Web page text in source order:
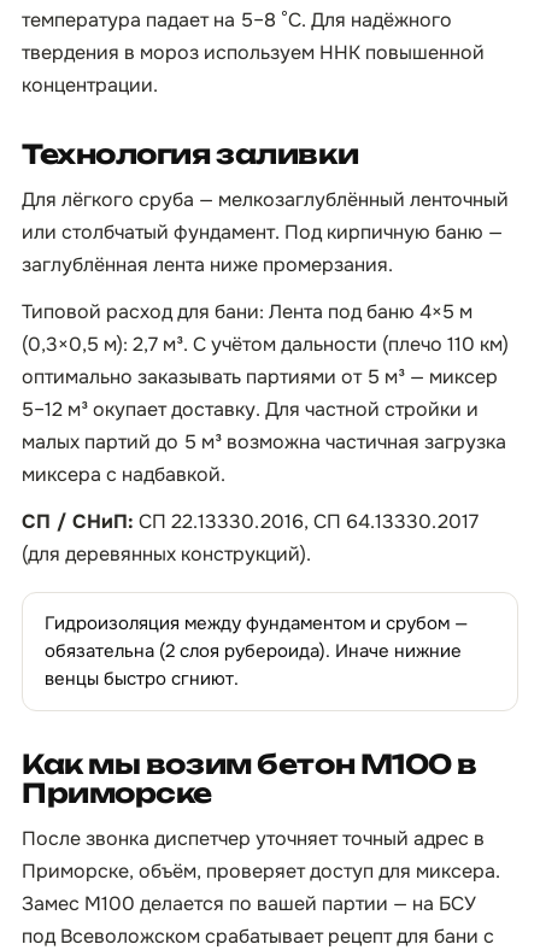
температура падает на 5–8 °C. Для надёжного
твердения в мороз используем ННК повышенной
концентрации.
Технология заливки
Для лёгкого сруба — мелкозаглублённый ленточный
или столбчатый фундамент. Под кирпичную баню —
заглублённая лента ниже промерзания.
Типовой расход для бани: Лента под баню 4×5 м
(0,3×0,5 м): 2,7 м³. С учётом дальности (плечо 110 км)
оптимально заказывать партиями от 5 м³ — миксер
5–12 м³ окупает доставку. Для частной стройки и
малых партий до 5 м³ возможна частичная загрузка
миксера с надбавкой.
СП / СНиП: СП 22.13330.2016, СП 64.13330.2017
(для деревянных конструкций).
Гидроизоляция между фундаментом и срубом —
обязательна (2 слоя рубероида). Иначе нижние
венцы быстро сгниют.
Как мы возим бетон М100 в
Приморске
После звонка диспетчер уточняет точный адрес в
Приморске, объём, проверяет доступ для миксера.
Замес М100 делается по вашей партии — на БСУ
под Всеволожском срабатывает рецепт для бани с